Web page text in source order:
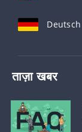
Deutsch
ताज़ा खबर